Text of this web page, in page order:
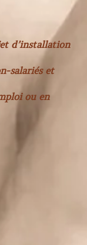
d’installation
salariés et
ou en